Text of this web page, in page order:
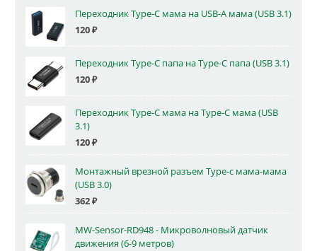
Переходник Type-C мама на USB-A мама (USB 3.1)
120₽
Переходник Type-C папа на Type-C папа (USB 3.1)
120₽
Переходник Type-C мама на Type-C мама (USB
3.1)
120₽
Монтажный врезной разъем Type-c мама-мама
(USB 3.0)
362₽
MW-Sensor-RD948 - Микроволновый датчик
движения (6-9 метров)